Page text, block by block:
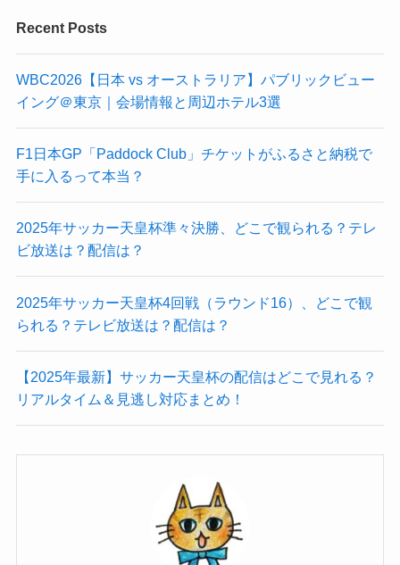
Recent Posts
WBC2026【日本 vs オーストラリア】パブリックビュー
イング＠東京｜会場情報と周辺ホテル3選
F1日本GP「Paddock Club」チケットがふるさと納税で
手に入るって本当？
2025年サッカー天皇杯準々決勝、どこで観られる？テレ
ビ放送は？配信は？
2025年サッカー天皇杯4回戦（ラウンド16）、どこで観
られる？テレビ放送は？配信は？
【2025年最新】サッカー天皇杯の配信はどこで見れる？
リアルタイム＆見逃し対応まとめ！